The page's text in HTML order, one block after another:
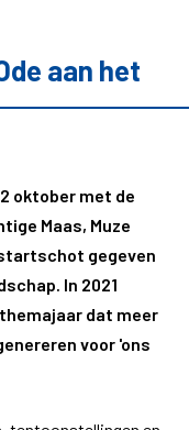
aan het
oktober met de
Maas, Muze
gegeven
In 2021
dat meer
voor 'ons